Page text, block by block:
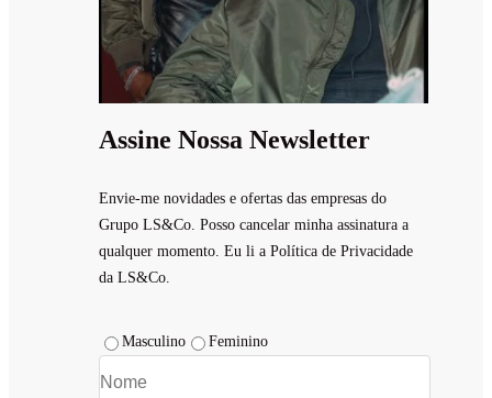
Assine Nossa Newsletter
Envie-me novidades e ofertas das empresas do
Grupo LS&Co. Posso cancelar minha assinatura a
qualquer momento. Eu li a Política de Privacidade
da LS&Co.
Masculino Feminino